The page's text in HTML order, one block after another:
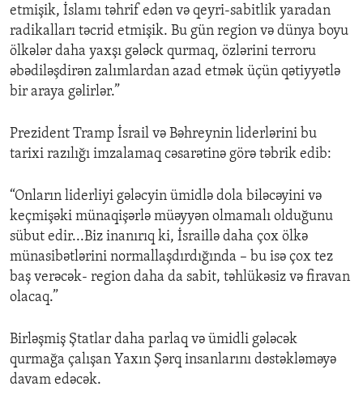
etmişik, İslamı təhrif edən və qeyri-sabitlik yaradan
radikalları təcrid etmişik. Bu gün region və dünya boyu
ölkələr daha yaxşı gələck qurmaq, özlərini terroru
əbədiləşdirən zalımlardan azad etmək üçün qətiyyətlə
bir araya gəlirlər.”
Prezident Tramp İsrail və Bəhreynin liderlərini bu
tarixi razılığı imzalamaq cəsarətinə görə təbrik edib:
“Onların liderliyi gələcyin ümidlə dola biləcəyini və
keçmişəki münaqişərlə müəyyən olmamalı olduğunu
sübut edir...Biz inanırıq ki, İsraillə daha çox ölkə
münasibətlərini normallaşdırdığında – bu isə çox tez
baş verəcək- region daha da sabit, təhlükəsiz və firavan
olacaq.”
Birləşmiş Ştatlar daha parlaq və ümidli gələcək
qurmağa çalışan Yaxın Şərq insanlarını dəstəkləməyə
davam edəcək.